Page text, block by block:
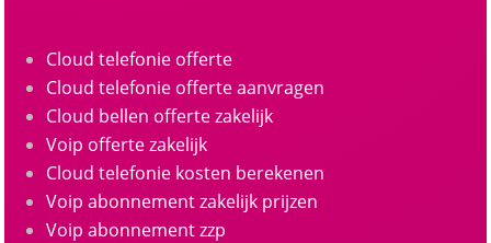
Cloud telefonie offerte
Cloud telefonie offerte aanvragen
Cloud bellen offerte zakelijk
Voip offerte zakelijk
Cloud telefonie kosten berekenen
Voip abonnement zakelijk prijzen
Voip abonnement zzp